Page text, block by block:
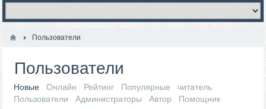
Пользователи
Пользователи
Новые Онлайн Рейтинг Популярные
читатель
Пользователи
Администраторы Автор Помощник